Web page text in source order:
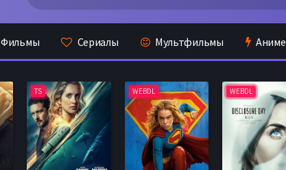
Фильмы Сериалы Мультфильмы Аниме
TS WEBDL WEBDL